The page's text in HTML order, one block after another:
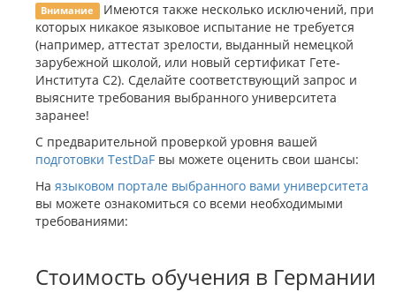
Внимание Имеются также несколько исключений, при
которых никакое языковое испытание не требуется
(например, аттестат зрелости, выданный немецкой
зарубежной школой, или новый сертификат Гете-
Института C2). Сделайте соответствующий запрос и
выясните требования выбранного университета
заранее!
С предварительной проверкой уровня вашей
подготовки TestDaF вы можете оценить свои шансы:
На языковом портале выбранного вами университета
вы можете ознакомиться со всеми необходимыми
требованиями:
Стоимость обучения в Германии